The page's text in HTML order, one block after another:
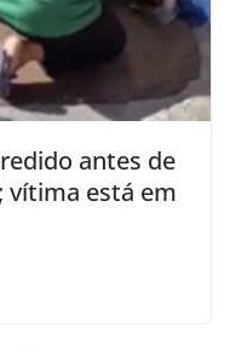
antes de
vítima está em